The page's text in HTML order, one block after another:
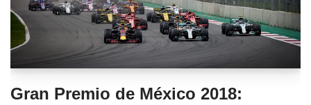
Gran Premio de México 2018: